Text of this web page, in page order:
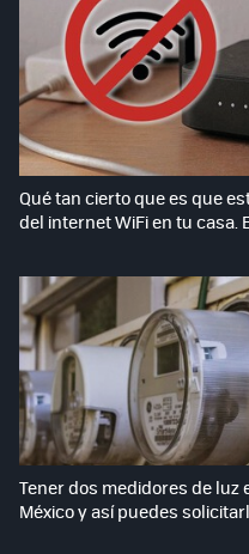
Qué tan cierto que es que
del internet WiFi en tu casa.
Tener dos medidores de luz
México y así puedes